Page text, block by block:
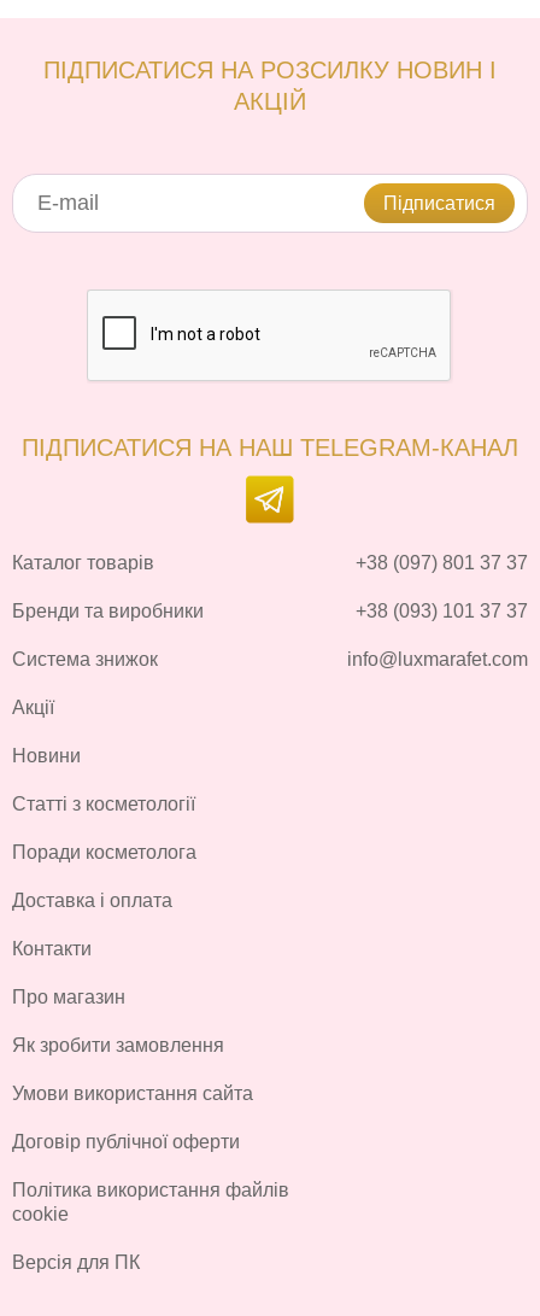
ПІДПИСАТИСЯ НА РОЗСИЛКУ НОВИН І
АКЦІЙ
Підписатися
ПІДПИСАТИСЯ НА НАШ TELEGRAM-КАНАЛ
Каталог товарів
Бренди та виробники
Система знижок
Акції
Новини
Статті з косметології
Поради косметолога
Доставка і оплата
Контакти
Про магазин
Як зробити замовлення
Умови використання сайта
Договір публічної оферти
Політика використання файлів
cookie
Версія для ПК
+38 (097) 801 37 37
+38 (093) 101 37 37
info@luxmarafet.com